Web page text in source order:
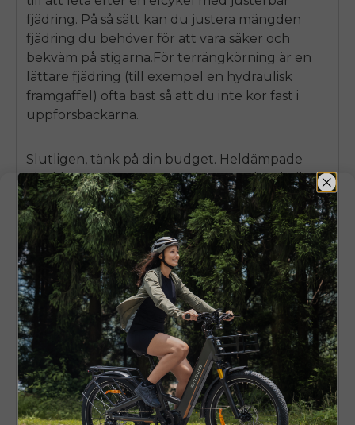
fjädring. På så sätt kan du justera mängden
fjädring du behöver för att vara säker och
bekväm på stigarna.För terrängkörning är en
lättare fjädring (till exempel en hydraulisk
framgaffel) ofta bäst så att du inte kör fast i
uppförsbackarna.
Slutligen, tänk på din budget. Heldämpade
elcyklar tenderar att vara dyrare än hardtails, så
om du har ont om pengar kan en hardtail vara
rätt val. Men om du har råd kommer en
heldämpad elcykel att ge dig det bästa.off-
erfarenhet av vägtrafik möjlig.
Om du vet säkert att du aldrig kommer att ta
din cykel
offPå vägen kan du ALDRIG välja en
elcykel utan fjädring. Men kom ihåg att det inte
kommer att vara bekvämt att cykla över gupp
och gropar. Därför rekommenderar vi bara att
du skaffar en elcykel utan fjädring när du har
extremt låg budget.